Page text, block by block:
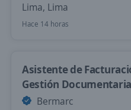
Lima, Lima
Hace 14 horas
Asistente de
Gestión Documentaria
Bermarc